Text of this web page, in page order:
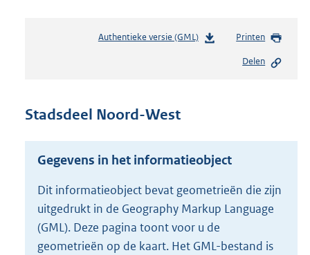
Authentieke versie (GML)b
s
r
o
t
t
e
Printen
Delen
Stadsdeel Noord-West
Gegevens in het informatieobject
Dit informatieobject bevat geometrieën die zijn
uitgedrukt in de Geography Markup Language
(GML). Deze pagina toont voor u de
geometrieën op de kaart. Het GML-bestand is